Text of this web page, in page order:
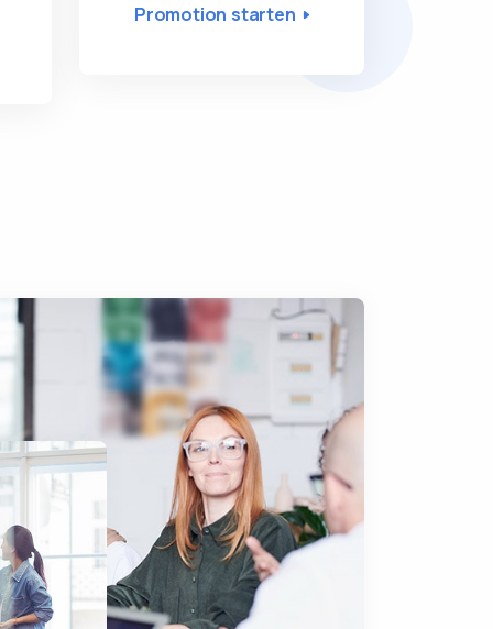
Promotion starten